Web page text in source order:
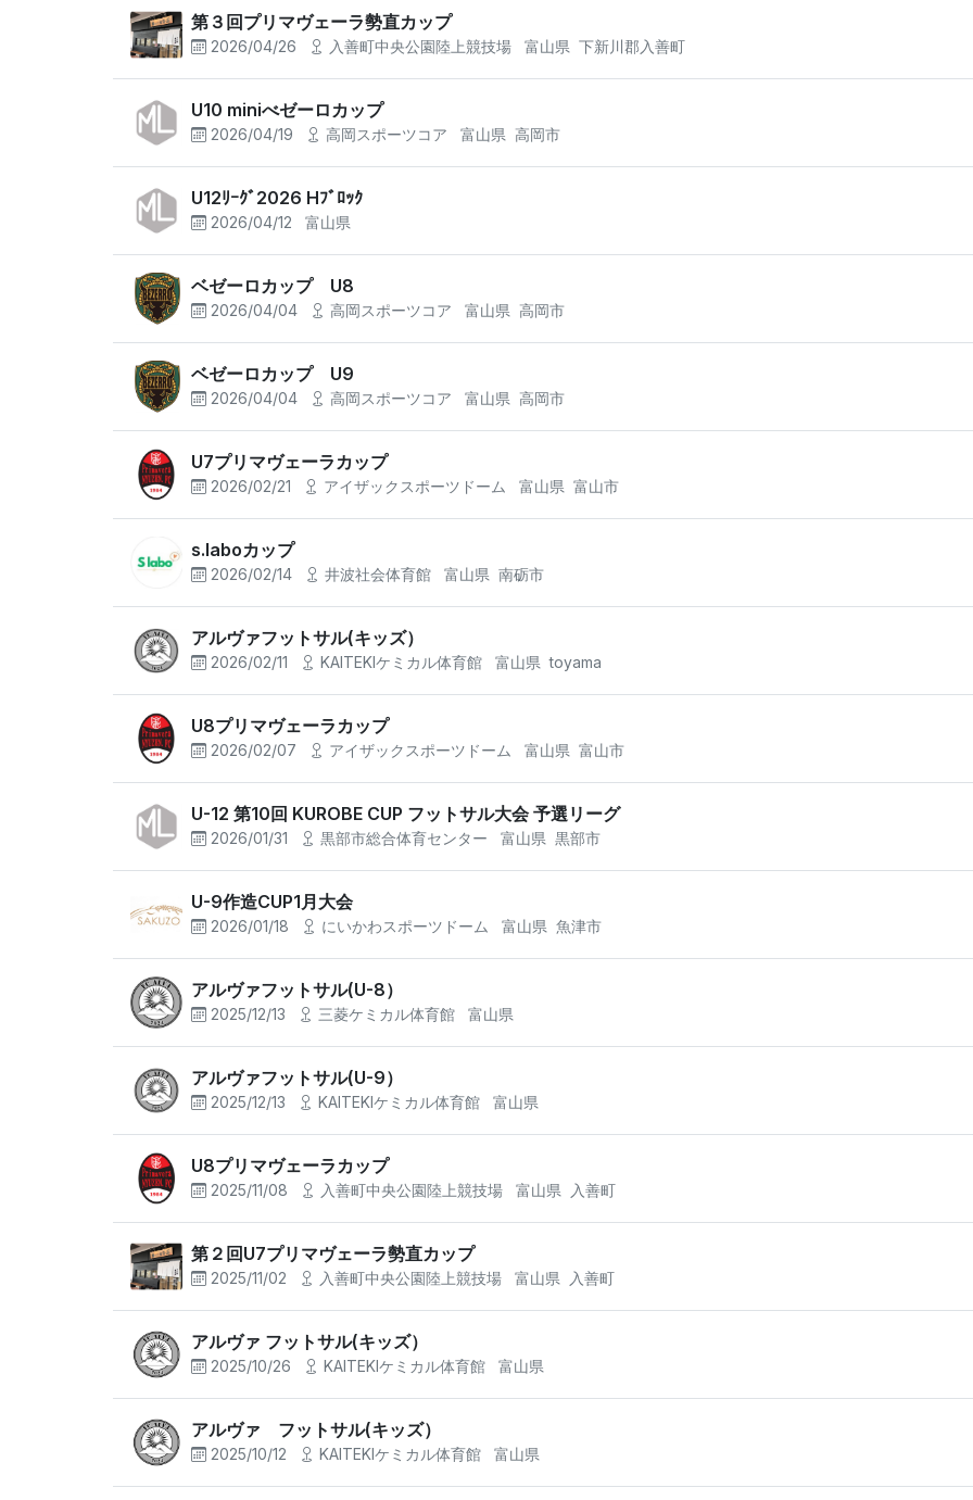
第３回プリマヴェーラ勢直カップ
2026/04/26 入善町中央公園陸上競技場 富山県 下新川郡入善町
U10 miniべゼーロカップ
2026/04/19 高岡スポーツコア 富山県 高岡市
U12ﾘｰｸﾞ2026 Hﾌﾞﾛｯｸ
2026/04/12 富山県
ベゼーロカップ U8
2026/04/04 高岡スポーツコア 富山県 高岡市
ベゼーロカップ U9
2026/04/04 高岡スポーツコア 富山県 高岡市
U7プリマヴェーラカップ
2026/02/21 アイザックスポーツドーム 富山県 富山市
s.laboカップ
2026/02/14 井波社会体育館 富山県 南砺市
アルヴァフットサル(キッズ）
2026/02/11 KAITEKIケミカル体育館 富山県 toyama
U8プリマヴェーラカップ
2026/02/07 アイザックスポーツドーム 富山県 富山市
U-12 第10回 KUROBE CUP フットサル大会 予選リーグ
2026/01/31 黒部市総合体育センター 富山県 黒部市
U-9作造CUP1月大会
2026/01/18 にいかわスポーツドーム 富山県 魚津市
アルヴァフットサル(U-8）
2025/12/13 三菱ケミカル体育館 富山県
アルヴァフットサル(U-9）
2025/12/13 KAITEKIケミカル体育館 富山県
U8プリマヴェーラカップ
2025/11/08 入善町中央公園陸上競技場 富山県 入善町
第２回U7プリマヴェーラ勢直カップ
2025/11/02 入善町中央公園陸上競技場 富山県 入善町
アルヴァ フットサル(キッズ）
2025/10/26 KAITEKIケミカル体育館 富山県
アルヴァ フットサル(キッズ）
2025/10/12 KAITEKIケミカル体育館 富山県